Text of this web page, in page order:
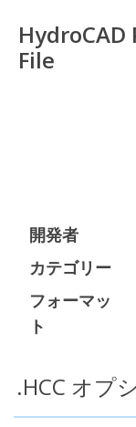
File
開発者
カテゴリー
フォーマッ
ト
.HCC オプ